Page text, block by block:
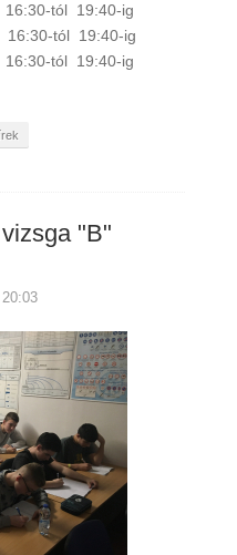
tól 19:40-ig
tól 19:40-ig
tól 19:40-ig
"B"